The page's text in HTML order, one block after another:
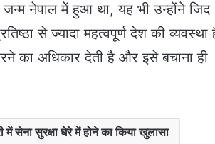
जन्म नेपाल में हुआ था, यह भी उन्होंने जिद
से ज्यादा महत्वपूर्ण देश की व्यवस्था
का अधिकार देती है और इसे बचाना ही
में सेना सुरक्षा घेरे में होने का किया खुलासा